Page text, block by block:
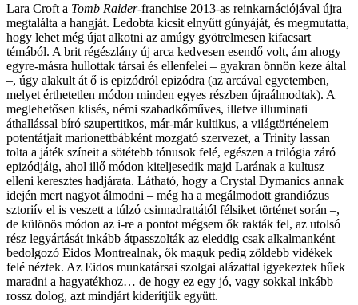
Lara Croft a Tomb Raider-franchise 2013-as reinkarnációjával újra
megtalálta a hangját. Ledobta kicsit elnyűtt gúnyáját, és megmutatta,
hogy lehet még újat alkotni az amúgy gyötrelmesen kifacsart
témából. A brit régészlány új arca kedvesen esendő volt, ám ahogy
egyre-másra hullottak társai és ellenfelei – gyakran önnön keze által
–, úgy alakult át ő is epizódról epizódra (az arcával egyetemben,
melyet érthetetlen módon minden egyes részben újraálmodtak). A
meglehetősen klisés, némi szabadkőműves, illetve illuminati
áthallással bíró szupertitkos, már-már kultikus, a világtörténelem
potentátjait marionettbábként mozgató szervezet, a Trinity lassan
tolta a játék színeit a sötétebb tónusok felé, egészen a trilógia záró
epizódjáig, ahol illő módon kiteljesedik majd Larának a kultusz
elleni keresztes hadjárata. Látható, hogy a Crystal Dymanics annak
idején mert nagyot álmodni – még ha a megálmodott grandiózus
sztoriív el is veszett a túlzó csinnadrattától félsiket történet során –,
de különös módon az i-re a pontot mégsem ők rakták fel, az utolsó
rész legyártását inkább átpasszolták az eleddig csak alkalmanként
bedolgozó Eidos Montrealnak, ők maguk pedig zöldebb vidékek
felé néztek. Az Eidos munkatársai szolgai alázattal igyekeztek hűek
maradni a hagyatékhoz… de hogy ez egy jó, vagy sokkal inkább
rossz dolog, azt mindjárt kiderítjük együtt.